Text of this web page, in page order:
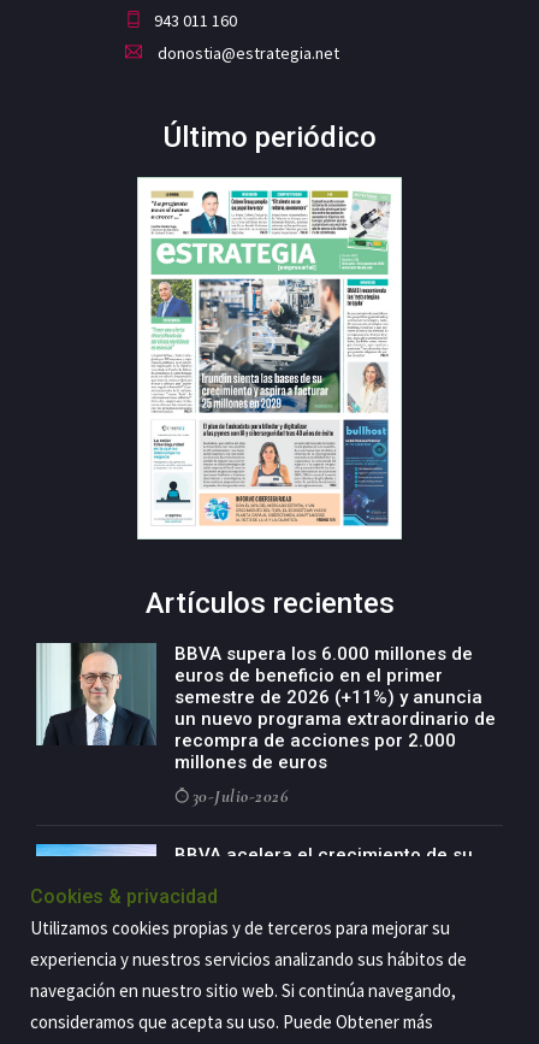
943 011 160
donostia@estrategia.net
Último periódico
Artículos recientes
BBVA supera los 6.000 millones de
euros de beneficio en el primer
semestre de 2026 (+11%) y anuncia
un nuevo programa extraordinario de
recompra de acciones por 2.000
millones de euros
30-Julio-2026
BBVA acelera el crecimiento de su
de especialización presente en siete
países
29-Julio-2026
Cookies & privacidad
Utilizamos cookies propias y de terceros para mejorar su
experiencia y nuestros servicios analizando sus hábitos de
navegación en nuestro sitio web. Si continúa navegando,
consideramos que acepta su uso. Puede Obtener más